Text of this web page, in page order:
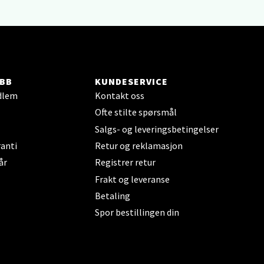
KUNDESERVICE
Kontakt oss
Ofte stilte spørsmål
Salgs- og leveringsbetingelser
Retur og reklamasjon
Registrer retur
Frakt og leveranse
Betaling
Spor bestillingen din